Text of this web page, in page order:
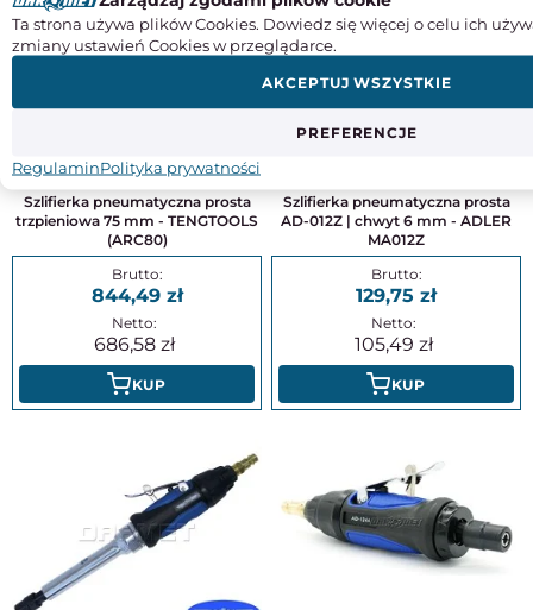
Szlifierka pneumatyczna prosta
trzpieniowa 75 mm - TENGTOOLS
(ARC80)
844,49
686,58
KUP
Szlifierka pneumatyczna prosta
AD-012Z | chwyt 6 mm - ADLER
MA012Z
129,75
105,49
KUP
Ta strona używa plików Cookies. Dowiedz się więcej o celu ich
zmiany ustawień Cookies w przeglądarce.
PREFERENCJE
AKCEPTUJ WSZYSTKIE
RegulaminPolityka prywatności